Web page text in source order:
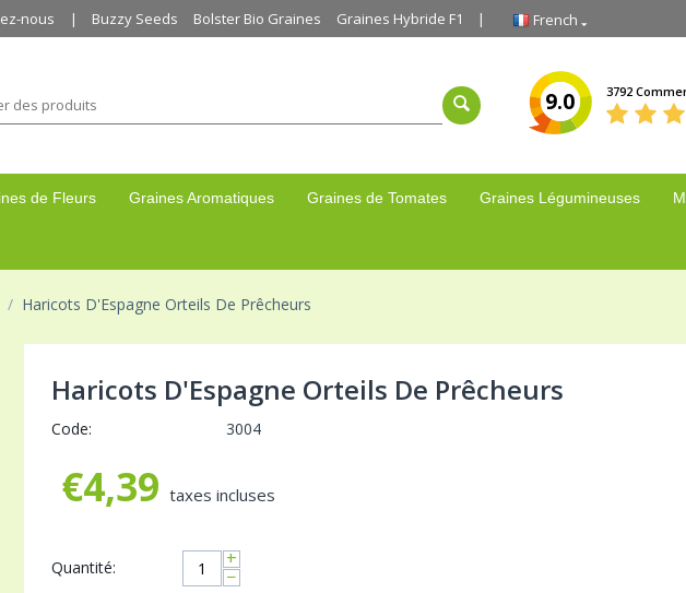
nous Buzzy Seeds Bolster Bio Graines Graines Hybride F1 French
9.0 3792
de Fleurs Graines Aromatiques Graines de Tomates Graines Légumineuses
/ Haricots D'Espagne Orteils De Prêcheurs
Haricots D'Espagne Orteils De Prêcheurs
Code: 3004
€4,39 taxes incluses
Quantité: +
−